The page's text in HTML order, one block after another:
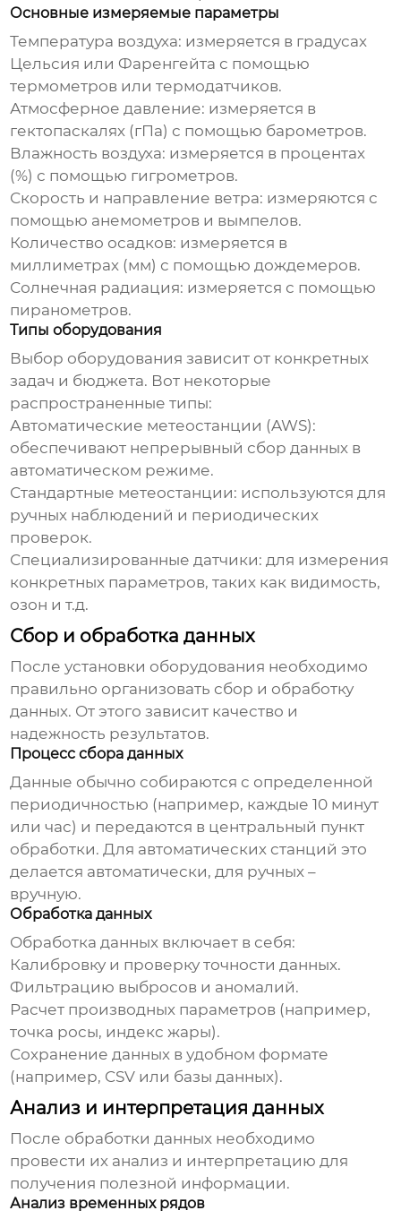
Основные измеряемые параметры
Температура воздуха: измеряется в градусах
Цельсия или Фаренгейта с помощью
термометров или термодатчиков.
Атмосферное давление: измеряется в
гектопаскалях (гПа) с помощью барометров.
Влажность воздуха: измеряется в процентах
(%) с помощью гигрометров.
Скорость и направление ветра: измеряются с
помощью анемометров и вымпелов.
Количество осадков: измеряется в
миллиметрах (мм) с помощью дождемеров.
Солнечная радиация: измеряется с помощью
пиранометров.
Типы оборудования
Выбор оборудования зависит от конкретных
задач и бюджета. Вот некоторые
распространенные типы:
Автоматические метеостанции (AWS):
обеспечивают непрерывный сбор данных в
автоматическом режиме.
Стандартные метеостанции: используются для
ручных наблюдений и периодических
проверок.
Специализированные датчики: для измерения
конкретных параметров, таких как видимость,
озон и т.д.
Сбор и обработка данных
После установки оборудования необходимо
правильно организовать сбор и обработку
данных. От этого зависит качество и
надежность результатов.
Процесс сбора данных
Данные обычно собираются с определенной
периодичностью (например, каждые 10 минут
или час) и передаются в центральный пункт
обработки. Для автоматических станций это
делается автоматически, для ручных –
вручную.
Обработка данных
Обработка данных включает в себя:
Калибровку и проверку точности данных.
Фильтрацию выбросов и аномалий.
Расчет производных параметров (например,
точка росы, индекс жары).
Сохранение данных в удобном формате
(например, CSV или базы данных).
Анализ и интерпретация данных
После обработки данных необходимо
провести их анализ и интерпретацию для
получения полезной информации.
Анализ временных рядов